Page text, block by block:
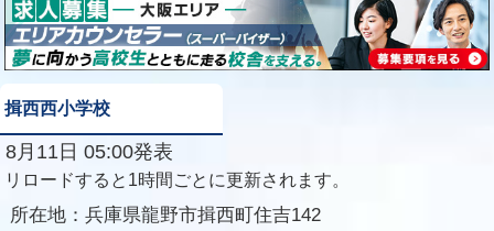
揖西西小学校
8月11日 05:00発表
リロードすると1時間ごとに更新されます。
所在地： 兵庫県龍野市揖西町住吉142